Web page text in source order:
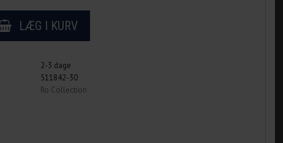
2-3 dage
511842-30
Ro Collection